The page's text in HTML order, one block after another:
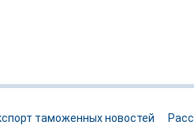
таможенных новостей